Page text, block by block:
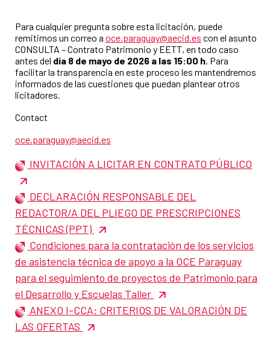
Para cualquier pregunta sobre esta licitación, puede
remitirnos un correo a oce.paraguay@aecid.es con el asunto
CONSULTA – Contrato Patrimonio y EETT, en todo caso
antes del día 8 de mayo de 2026 a las 15:00 h . Para
facilitar la transparencia en este proceso les mantendremos
informados de las cuestiones que puedan plantear otros
licitadores.
Contact
oce.paraguay@aecid.es
INVITACIÓN A LICITAR EN CONTRATO PÚBLICO
DECLARACIÓN RESPONSABLE DEL
REDACTOR/A DEL PLIEGO DE PRESCRIPCIONES
TÉCNICAS (PPT)
Condiciones para la contratación de los servicios
de asistencia técnica de apoyo a la OCE Paraguay
para el seguimiento de proyectos de Patrimonio para
el Desarrollo y Escuelas Taller
ANEXO I-CCA: CRITERIOS DE VALORACIÓN DE
LAS OFERTAS